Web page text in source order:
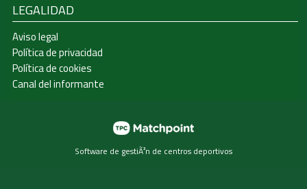
LEGALIDAD
Aviso legal
Política de privacidad
Política de cookies
Canal del informante
Software de gestiÃ³n de centros deportivos